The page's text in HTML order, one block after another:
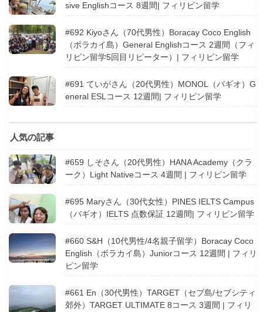
sive Englishコース 8週間| フィリピン留学
#692 Kiyoさん（70代男性）Boracay Coco English
（ボラカイ島）General Englishコース 2週間（フィ
リピン留学5回目リピーター）| フィリピン留学
#691 ていがさん（20代男性）MONOL（バギオ）G
eneral ESLコース 12週間| フィリピン留学
人気の記事
#659 しそさん（20代男性）HANA Academy（クラ
ーク）Light Nativeコース 4週間 | フィリピン留学
#695 Maryさん（30代女性）PINES IELTS Campus
（バギオ）IELTS 点数保証 12週間| フィリピン留学
#660 S&H（10代男性/4名親子留学）Boracay Coco
English（ボラカイ島）Juniorコース 12週間 | フィリ
ピン留学
#661 En（30代男性）TARGET（セブ島/セブシティ
郊外）TARGET ULTIMATE 8コース 3週間 | フィリ